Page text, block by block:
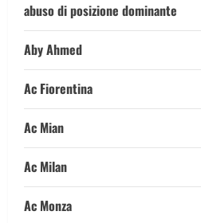
abuso di posizione dominante
Aby Ahmed
Ac Fiorentina
Ac Mian
Ac Milan
Ac Monza